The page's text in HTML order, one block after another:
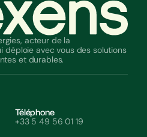
acteur de la
avec vous des solutions
et durables.
Téléphone
+33 5 49 56 01 19